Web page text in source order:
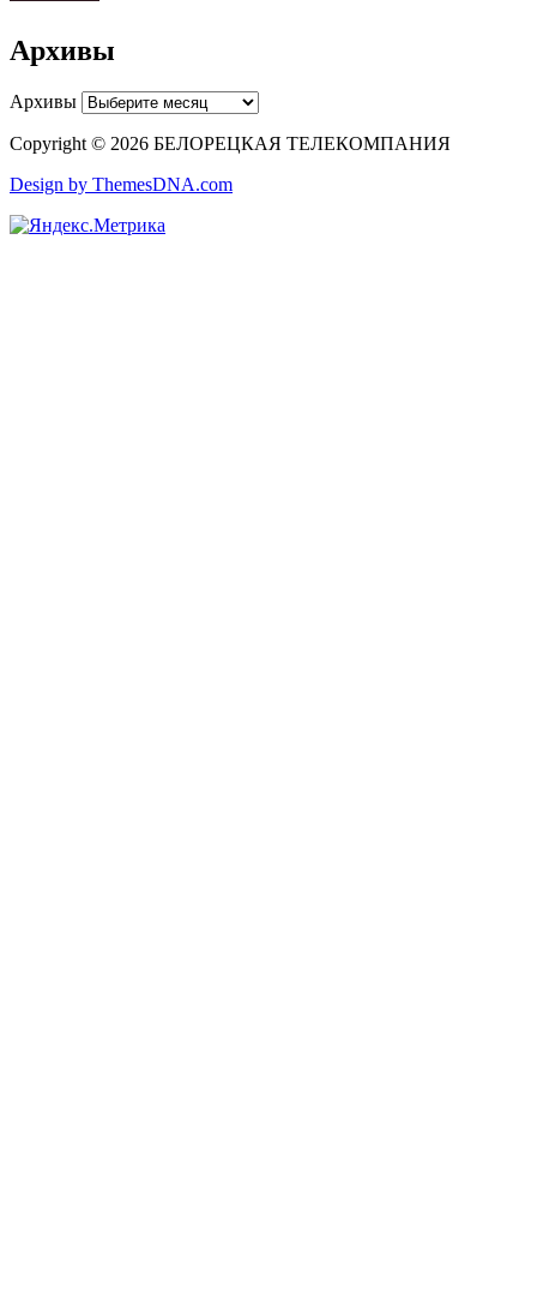
Архивы
Архивы
Copyright © 2026 БЕЛОРЕЦКАЯ ТЕЛЕКОМПАНИЯ
Design by ThemesDNA.com